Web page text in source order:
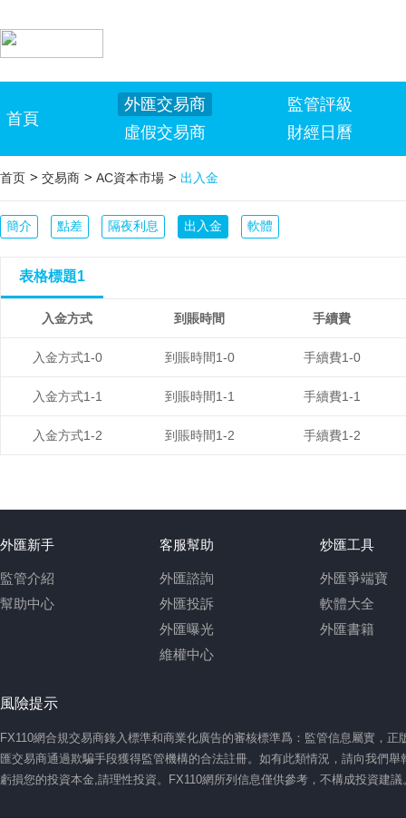
首頁
外匯交易商
虛假交易商
監管評級
財經日曆
首页 > 交易商 > AC資本市場 > 出入金
簡介 點差 隔夜利息 出入金 軟體
表格標題1
入金方式 到賬時間 手續費
入金方式1-0 到賬時間1-0 手續費1-0
入金方式1-1 到賬時間1-1 手續費1-1
入金方式1-2 到賬時間1-2 手續費1-2
外匯新手
監管介紹
幫助中心
客服幫助
外匯諮詢
外匯投訴
外匯曝光
維權中心
炒匯工具
外匯爭端寶
軟體大全
外匯書籍
風險提示
FX110網合規交易商錄入標準和商業化廣告的審核標準爲：監管信息屬實，
匯交易商通過欺騙手段獲得監管機構的合法註冊。如有此類情況，請向我們
虧損您的投資本金,請理性投資。FX110網所列信息僅供參考，不構成投資建